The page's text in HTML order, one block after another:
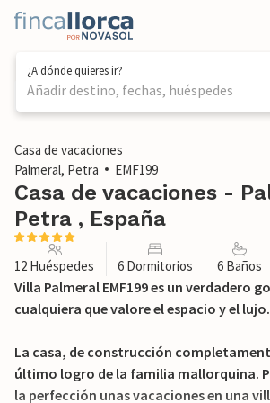
¿A dónde quieres ir?
Añadir destino, fechas, huéspedes
1 / 51
Casa de vacaciones
Palmeral, Petra
EMF199
Casa de vacaciones -
Petra , España
12 Huéspedes 6 Dormitorios 6 Baños
Villa Palmeral EMF199 es un verdadero
cualquiera que valore el espacio y el lujo.
La casa, de construcción
último logro de la familia mallorquina.
la perfección unas vacaciones en una